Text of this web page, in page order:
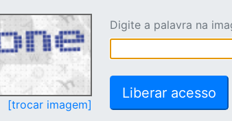
[trocar imagem]
Digite a palavra na